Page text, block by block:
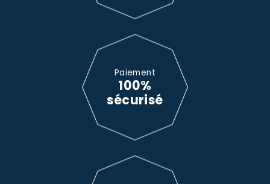
Paiement
100%
sécurisé